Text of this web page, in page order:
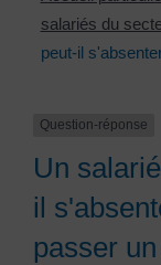
salariés du
peut-il
Question-réponse
Un
il
passer